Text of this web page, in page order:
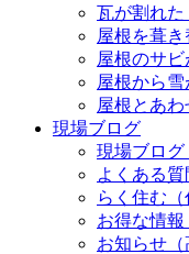
瓦が割れた
屋根を葺
屋根のサ
屋根から
屋根とあ
現場ブログ
現場ブログ
よくある質
らく住む（
お得な情報
お知らせ（